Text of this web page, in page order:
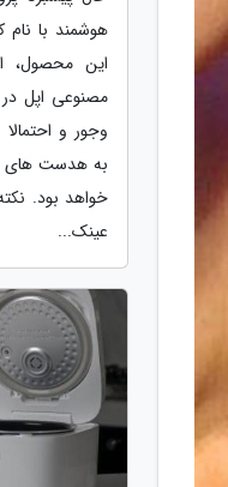
این محصول،
مصنوعی اپل
وجور و
به هدست های
خواهد بود.
عینک...